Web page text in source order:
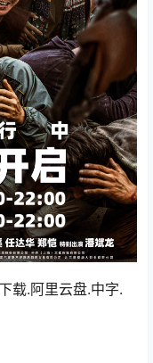
载.阿里云盘.中字.